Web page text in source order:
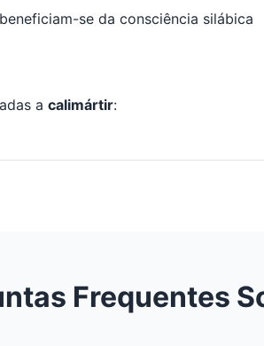
se da consciência silábica
a calimártir:
Frequentes